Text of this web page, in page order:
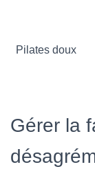
Pilates doux
Gérer la